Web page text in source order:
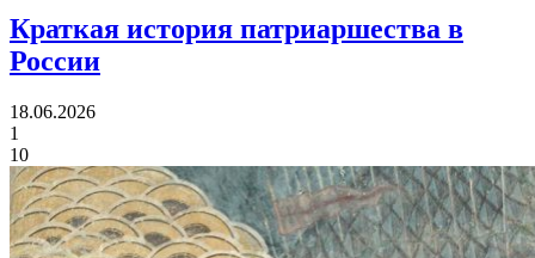
Краткая история патриаршества в
России
18.06.2026
1
10